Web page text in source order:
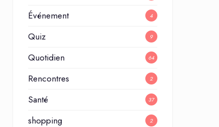
Événement 4
Quiz 9
Quotidien 64
Rencontres 2
Santé 37
shopping 2